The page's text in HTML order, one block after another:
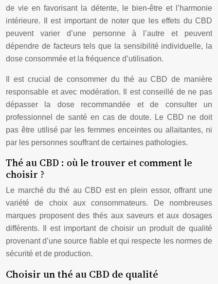
de vie en favorisant la détente, le bien-être et l’harmonie
intérieure. Il est important de noter que les effets du CBD
peuvent varier d’une personne à l’autre et peuvent
dépendre de facteurs tels que la sensibilité individuelle, la
dose consommée et la fréquence d’utilisation.
Il est crucial de consommer du thé au CBD de manière
responsable et avec modération. Il est conseillé de ne pas
dépasser la dose recommandée et de consulter un
professionnel de santé en cas de doute. Le CBD ne doit
pas être utilisé par les femmes enceintes ou allaitantes, ni
par les personnes souffrant de certaines pathologies.
Thé au CBD : où le trouver et comment le
choisir ?
Le marché du thé au CBD est en plein essor, offrant une
variété de choix aux consommateurs. De nombreuses
marques proposent des thés aux saveurs et aux dosages
différents. Il est important de choisir un produit de qualité
provenant d’une source fiable et qui respecte les normes de
sécurité et de production.
Choisir un thé au CBD de qualité